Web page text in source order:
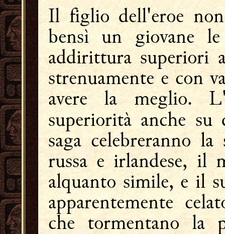
Il figlio dell'eroe
bensì un giovane
addirittura superiori
strenuamente e con
avere la meglio.
superiorità anche
saga celebreranno
russa e irlandese, il
alquanto simile, e il
apparentemente
che tormentano la